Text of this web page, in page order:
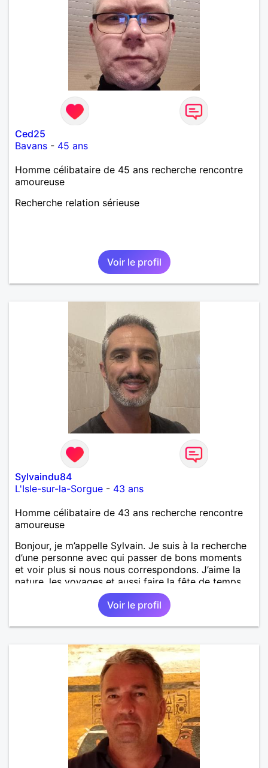
Ced25
Bavans - 45 ans
Homme célibataire de 45 ans recherche rencontre
amoureuse
Recherche relation sérieuse
Voir le profil
Sylvaindu84
L'Isle-sur-la-Sorgue - 43 ans
Homme célibataire de 43 ans recherche rencontre
amoureuse
Bonjour, je m’appelle Sylvain. Je suis à la recherche
d’une personne avec qui passer de bons moments
et voir plus si nous nous correspondons. J’aime la
nature, les voyages et aussi faire la fête de temps
en temps ;-)Je suis papa d’un petit garçon de 7 ans
dont je m’occupe en garde alternée. J’aime à peu
près tous les styles de musique. (Oui je suis pas
trop fan de Jul). Je fais du sport pour garder la
pense en tout cas 😂)
Voir le profil